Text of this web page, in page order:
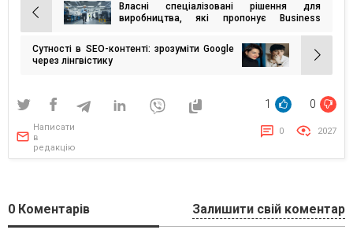
Навігація
записів
Власні спеціалізовані рішення для
виробництва, які пропонує Business
Сутності в SEO-контенті: зрозуміти Google
через лінгвістику
1 0
Написати
в
редакцію
0 2027
0 Коментарів Залишити свій коментар